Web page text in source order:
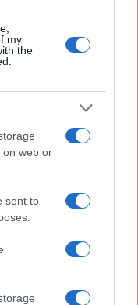
my
the
on web or
sent to